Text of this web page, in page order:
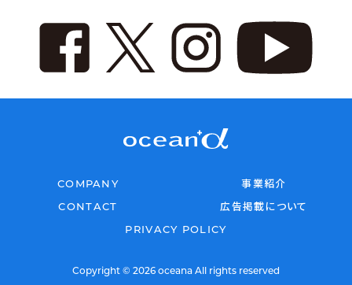
COMPANY
事業紹介
CONTACT
広告掲載について
PRIVACY POLICY
Copyright © 2026 oceana All rights reserved